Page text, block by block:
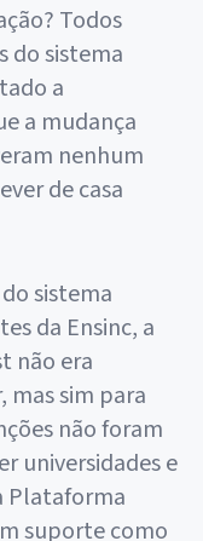
Todos
do sistema
a
a mudança
nenhum
de casa
sistema
da Ensinc, a
não era
mas sim para
não foram
universidades e
Plataforma
suporte como